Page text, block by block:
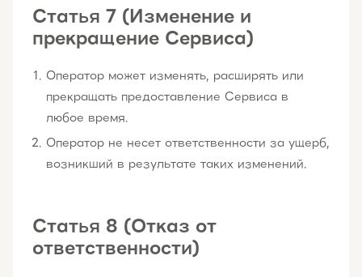
Статья 7 (Изменение и
прекращение Сервиса)
Оператор может изменять, расширять или
прекращать предоставление Сервиса в
любое время.
Оператор не несет ответственности за ущерб,
возникший в результате таких изменений.
Статья 8 (Отказ от
ответственности)